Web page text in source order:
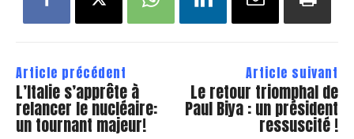
Article précédent
L’Italie s’apprête à
relancer le nucléaire:
un tournant majeur!
Article suivant
Le retour triomphal de
Paul Biya : un président
ressuscité !